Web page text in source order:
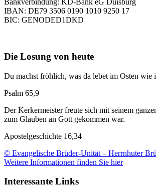
Bankverbindung: KD-Bank eG Duisburg
IBAN: DE79 3506 0190 1010 9250 17
BIC: GENODED1DKD
Die Losung von heute
Du machst fröhlich, was da lebet im Osten wie
Psalm 65,9
Der Kerkermeister freute sich mit seinem
zum Glauben an Gott gekommen war.
Apostelgeschichte 16,34
© Evangelische Brüder-Unität – Herrnhuter
Weitere Informationen finden Sie hier
Interessante Links